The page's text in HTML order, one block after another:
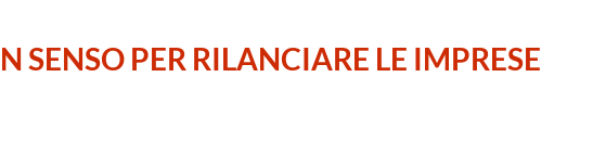
SENSO PER RILANCIARE LE IMPRESE